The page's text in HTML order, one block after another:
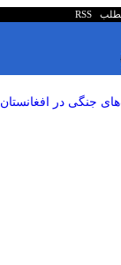
RSS
جنگی در افغانستان